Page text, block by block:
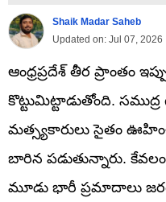
Shaik Madar Saheb
Updated on: Jul 07, 2026
ఆంధ్రప్రదేశ్ తీర ప్రాంతం
కొట్టుమిట్టాడుతోంది.
మత్స్యకారులు సైతం
బారిన పడుతున్నారు.
మూడు భారీ ప్రమాదాలు